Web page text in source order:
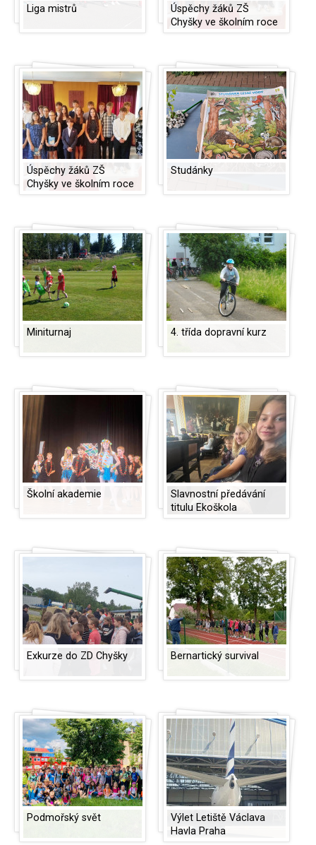
Liga mistrů
Úspěchy žáků ZŠ
Chyšky ve školním roce
2023/2024
Úspěchy žáků ZŠ
Chyšky ve školním roce
2023/2024
Studánky
Miniturnaj 4. třída dopravní kurz
Školní akademie
Slavnostní předávání
titulu Ekoškola
Exkurze do ZD Chyšky Bernartický survival
Podmořský svět
Výlet Letiště Václava
Havla Praha